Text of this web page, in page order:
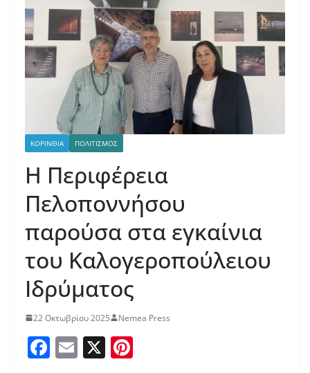
ΚΟΡΙΝΘΙΑ ΠΟΛΙΤΙΣΜΟΣ
Η Περιφέρεια
Πελοποννήσου
παρούσα στα εγκαίνια
του Καλογεροπούλειου
Ιδρύματος
22 Οκτωβρίου 2025 Nemea Press
F E X